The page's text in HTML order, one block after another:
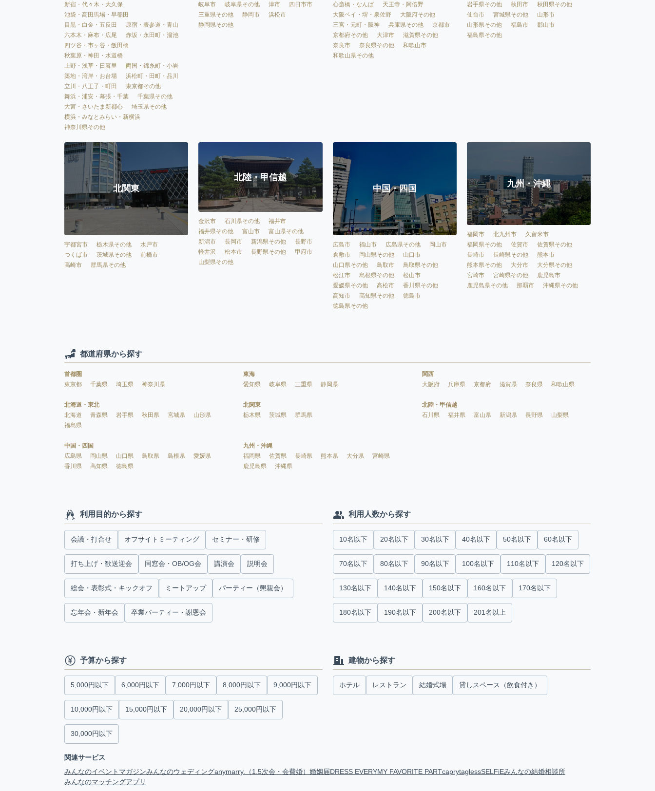
新宿・代々木・大久保
池袋・高田馬場・早稲田
目黒・白金・五反田
原宿・表参道・青山
六本木・麻布・広尾
赤坂・永田町・溜池
四ツ谷・市ヶ谷・飯田橋
秋葉原・神田・水道橋
上野・浅草・日暮里
両国・錦糸町・小岩
築地・湾岸・お台場
浜松町・田町・品川
立川・八王子・町田
東京都その他
舞浜・浦安・幕張・千葉
千葉県その他
大宮・さいたま新都心
埼玉県その他
横浜・みなとみらい・新横浜
神奈川県その他
岐阜市
岐阜県その他 津市
四日市市
三重県その他
静岡市
浜松市
静岡県その他
心斎橋・なんば
天王寺・阿倍野
大阪ベイ・堺・泉佐野
大阪府その他
三宮・元町・阪神
兵庫県その他
京都市
京都府その他
大津市
滋賀県その他
奈良市
奈良県その他
和歌山市
和歌山県その他
岩手県その他
秋田市
秋田県その他
仙台市
宮城県その他
山形市
山形県その他
福島市
郡山市
福島県その他
北関東
宇都宮市 栃木県その他
水戸市
つくば市
茨城県その他
前橋市
高崎市
群馬県その他
北陸・甲信越
金沢市 石川県その他
福井市
福井県その他
富山市
富山県その他
新潟市
長岡市 新潟県その他
長野市
軽井沢
松本市 長野県その他
甲府市
山梨県その他
中国・四国
広島市 福山市 広島県その他
岡山市
倉敷市
岡山県その他
山口市
山口県その他
鳥取市
鳥取県その他
松江市
島根県その他
松山市
愛媛県その他
高松市
香川県その他
高知市
高知県その他
徳島市
徳島県その他
九州・沖縄
福岡市 北九州市
久留米市
福岡県その他
佐賀市
佐賀県その他
長崎市
長崎県その他
熊本市
熊本県その他
大分市
大分県その他
宮崎市
宮崎県その他
鹿児島市
鹿児島県その他
那覇市 沖縄県その他
都道府県から探す
首都圏
東京都
千葉県 埼玉県 神奈川県
東海
愛知県
岐阜県 三重県 静岡県
関西
大阪府
兵庫県 京都府 滋賀県 奈良県 和歌山県
北海道・東北
北海道
青森県 岩手県 秋田県 宮城県
山形県
福島県
北関東
栃木県
茨城県 群馬県
北陸・甲信越
石川県
福井県 富山県 新潟県 長野県 山梨県
中国・四国
広島県
岡山県 山口県 鳥取県 島根県
愛媛県
香川県
高知県 徳島県
九州・沖縄
福岡県
佐賀県 長崎県 熊本県 大分県
宮崎県
鹿児島県
沖縄県
利用目的から探す
会議・打合せ オフサイトミーティング セミナー・研修
打ち上げ・歓送迎会 同窓会・OB/OG会 講演会 説明会
総会・表彰式・キックオフ ミートアップ パーティー（懇親会）
忘年会・新年会 卒業パーティー・謝恩会
利用人数から探す
10名以下 20名以下 30名以下 40名以下 50名以下 60名以下
70名以下 80名以下 90名以下 100名以下 110名以下 120名以下
130名以下 140名以下 150名以下 160名以下 170名以下
180名以下 190名以下 200名以下 201名以上
予算から探す
5,000円以下 6,000円以下 7,000円以下 8,000円以下 9,000円以下
10,000円以下 15,000円以下 20,000円以下 25,000円以下
30,000円以下
建物から探す
ホテル レストラン 結婚式場 貸しスペース（飲食付き）
関連サービス
みんなのイベントマガジンみんなのウェディングanymarry.（1.5次会・会費婚） 婚姻届DRESS EVERYMY FAVORITE PARTcaprytaglessSELFiEみんなの結婚相談所
みんなのマッチングアプリ